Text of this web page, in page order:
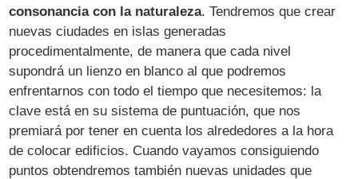
consonancia con la naturaleza. Tendremos que crear
nuevas ciudades en islas generadas
procedimentalmente, de manera que cada nivel
supondrá un lienzo en blanco al que podremos
enfrentarnos con todo el tiempo que necesitemos: la
clave está en su sistema de puntuación, que nos
premiará por tener en cuenta los alrededores a la hora
de colocar edificios. Cuando vayamos consiguiendo
puntos obtendremos también nuevas unidades que